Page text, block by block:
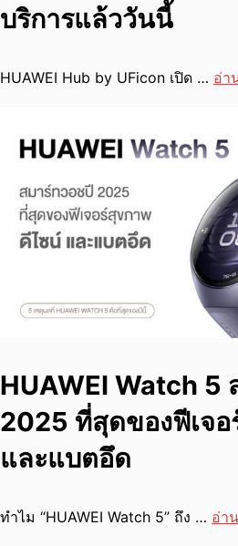
บริการแล้ววันนี้
HUAWEI Hub by UFicon เปิด … อ่า
HUAWEI Watch 5
2025 ที่สุดของฟีเจ
และแบตอึด
ทำไม “HUAWEI Watch 5” ถึง … อ่า